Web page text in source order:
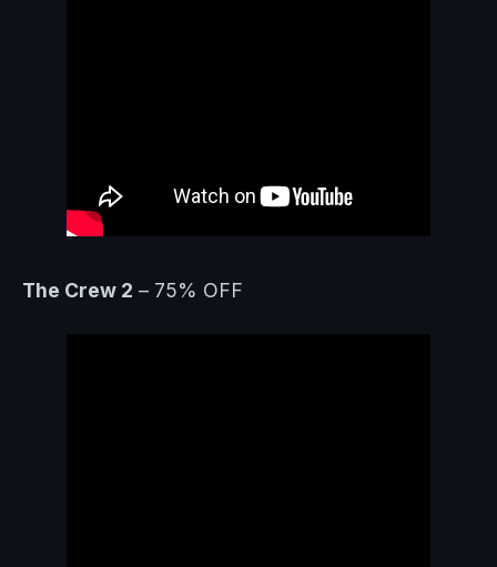
The Crew 2 – 75% OFF